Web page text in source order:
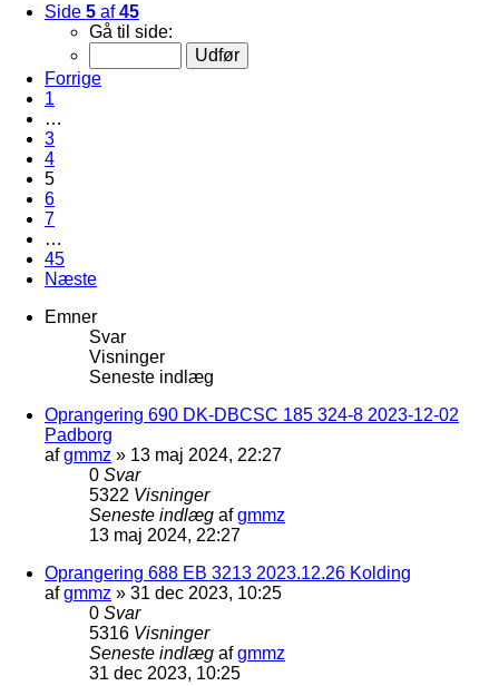
Side 5 af45
Gå til side:
Forrige
1
…
3
4
5
6
7
…
45
Næste
Emner
Svar
Visninger
Seneste indlæg
Oprangering 690 DK-DBCSC 185 324-8 2023-12-02
Padborg
afgmmz » 13 maj 2024, 22:27
0 Svar
5322 Visninger
Seneste indlæg afgmmz
13 maj 2024, 22:27
Oprangering 688 EB 3213 2023.12.26 Kolding
afgmmz » 31 dec 2023, 10:25
0 Svar
5316 Visninger
Seneste indlæg afgmmz
31 dec 2023, 10:25